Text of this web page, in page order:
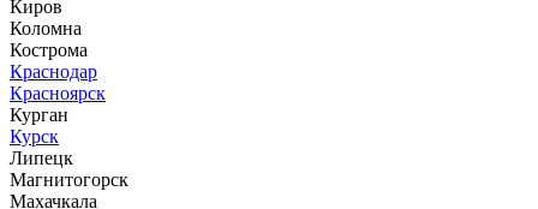
Киров
Коломна
Кострома
Краснодар
Красноярск
Курган
Курск
Липецк
Магнитогорск
Махачкала